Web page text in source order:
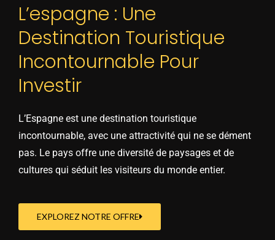
L’espagne : Une
Destination Touristique
Incontournable Pour
Investir
L’Espagne est une destination touristique
incontournable, avec une attractivité qui ne se dément
pas. Le pays offre une diversité de paysages et de
cultures qui séduit les visiteurs du monde entier.
EXPLOREZ NOTRE OFFRE